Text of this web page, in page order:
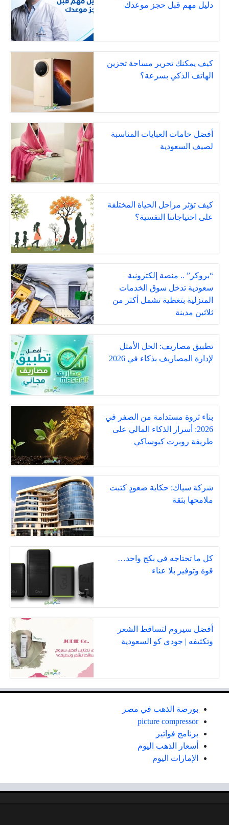
دليل مهم قبل حجز موعدك
كيف يمكنك تحرير مساحة تخزين
الهاتف الذكي بسرعة؟
أفضل خامات العبايات المناسبة
لصيف السعودية
كيف تؤثر مراحل الحياة المختلفة
على احتياجاتنا النفسية؟
“بروكر” .. منصة إلكترونية
سعودية تدخل سوق الخدمات
المنزلية بتغطية تشمل أكثر من
ثلاثين مدينة
تطبيق مصاريف: الحل الأمثل
لإدارة المصاريف بذكاء في 2026
بناء ثروة مستدامة من الصفر في
2026: أسرار الذكاء المالي على
طريقة روبرت كيوساكي
شركة سياك: حكاية صعودٍ كتبت
ملامحها بثقة
كل ما تحتاجه في بكج واحد…
قوة وتوفير بلا عناء
أفضل سيروم لتساقط الشعر
وتكثيفه | جودي كو السعودية
بورصة الذهب في مصر
picture compressor
برنامج فواتير
أسعار الذهب اليوم
الإمارات اليوم